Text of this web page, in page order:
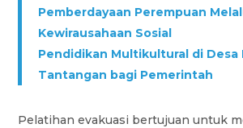
Pemberdayaan Perempuan
Kewirausahaan Sosial
Pendidikan Multikultural di Desa
Tantangan bagi Pemerintah
Pelatihan evakuasi bertujuan untuk